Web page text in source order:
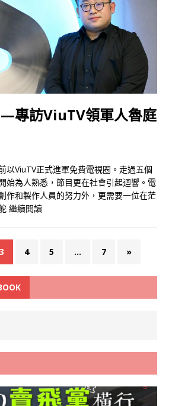
專訪ViuTV領軍人魯庭
以ViuTV正式進軍免費電視圈。走過五個
始為人熟悉，節目更在社會引起迴響。電
作和製作人員的努力外，更需要一位在茫
繼續閱讀
3 4 5 ... 7 »